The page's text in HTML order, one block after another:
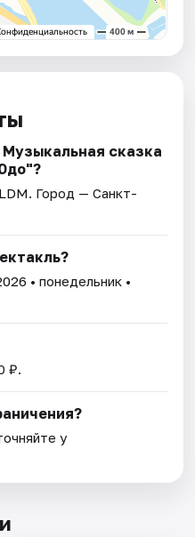
сказка
. Город — Санкт-
• понедельник •
₽.
у